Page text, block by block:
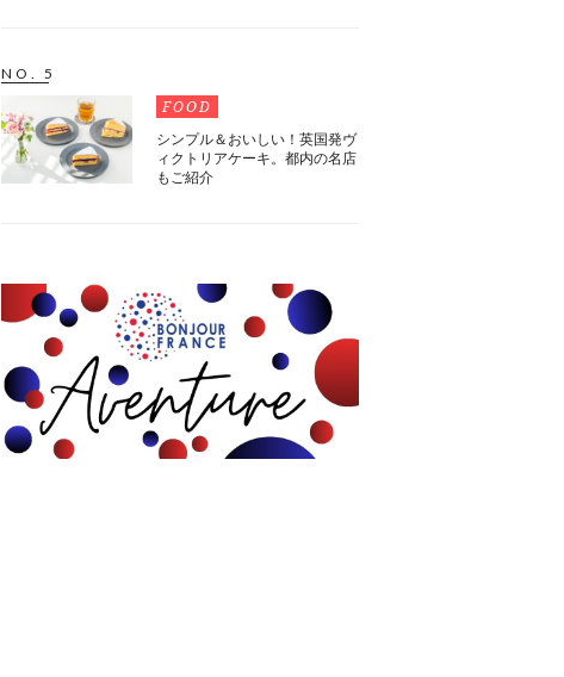
NO. 5
FOOD
シンプル＆おいしい！英国発ヴ
ィクトリアケーキ。都内の名店
もご紹介